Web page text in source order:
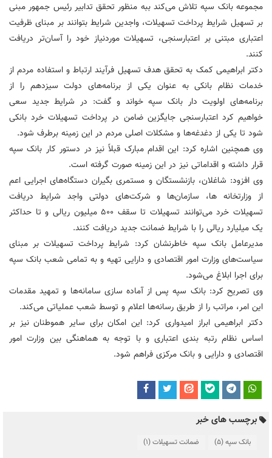
مجموعه بانک سپه تلاش می‌کند ببه منظور تحقق تدابیر رئیس جمهور مبنی
بر تسهیل شرایط پرداخت تسهیلات، واجدین شرایط بتوانند بر مبنای ظرفیت
اعتباری مبتنی بر اعتبارسنجی، تسهیلات موردنیاز خود را آسان‌تر دریافت
کنند.
دکتر ابراهیمی کمک به تحقق هدف تسهیل فرآیند ارتباط و استفاده مردم از
خدمات نظام بانکی به عنوان یکی از برنامه‌های دولت سیزدهم را از
برنامه‌های اولویت دار بانک سپه خواند و گفت: در شرایط جدید سعی
خواهیم کرد اعتبارسنجی جایگزین ضامن در پرداخت تسهیلات خرد بانکی
شود تا یکی از دغدغه‌ها و مشکلات اصلی مردم در این زمینه برطرف شود.
وی همچنین اشاره کرد: این اقدام مبارک قبلاً نیز در دستور کار بانک سپه
قرار داشته و اقداماتی نیز در این زمینه صورت گرفته است.
وی افزود: شاغلان، بازنشستگان و مستمری بگیران دستگاه‌های اجرایی اعم
از وزارتخانه ها، سازمان‌ها و شرکت‌های دولتی واجد شرایط دریافت
تسهیلات خرد می‌توانند تسهیلات تا سقف 500 میلیون ریالی و تا حداکثر
یک میلیارد ریالی را با شرایط ضمانت جدید دریافت کنند.
مدیرعامل بانک سپه خاطرنشان کرد: شرایط پرداخت تسهیلات بر مبنای
سیاست‌های وزارت امور اقتصادی و دارایی تهیه و به تمامی شعب بانک سپه
برای اجرا ابلاغ می‌شود.
وی تصریح کرد: بانک سپه پس از آماده سازی سامانه‌ها و تمهید مقدمات
این امر، مراتب را از طریق رسانه‌ها اعلام و توسط شعب عملیاتی می‌کند.
دکتر ابراهیمی ابراز امیدواری کرد: این امکان برای سایر هموطنان نیز بر
اساس نظام رتبه بندی اعتباری و با توجه به هماهنگی بین وزارت امور
اقتصادی و دارایی و بانک مرکزی فراهم شود.
برچسب های خبر
بانک سپه(5) ضمانت تسهیلات(1)